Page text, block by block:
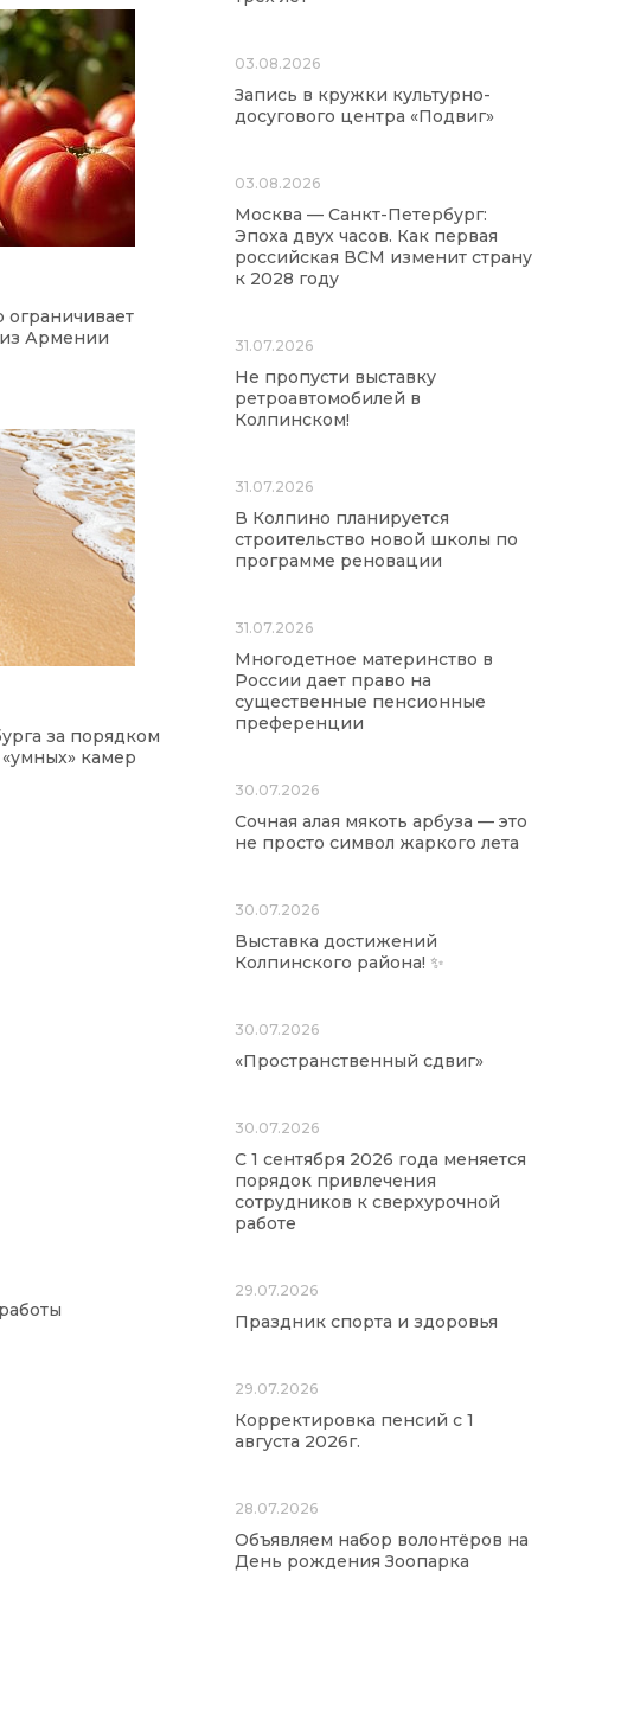
ограничивает
Армении
за порядком
«умных» камер
03.08.2026
Запись в кружки культурно-
досугового центра «Подвиг»
03.08.2026
Москва — Санкт-Петербург:
Эпоха двух часов. Как первая
российская ВСМ изменит страну
к 2028 году
31.07.2026
Не пропусти выставку
ретроавтомобилей в
Колпинском!
31.07.2026
В Колпино планируется
строительство новой школы по
программе реновации
31.07.2026
Многодетное материнство в
России дает право на
существенные пенсионные
преференции
30.07.2026
Сочная алая мякоть арбуза — это
не просто символ жаркого лета
30.07.2026
Выставка достижений
Колпинского района! ✨
30.07.2026
«Пространственный сдвиг»
30.07.2026
С 1 сентября 2026 года меняется
порядок привлечения
сотрудников к сверхурочной
работе
29.07.2026
Праздник спорта и здоровья
29.07.2026
Корректировка пенсий с 1
августа 2026г.
28.07.2026
Объявляем набор волонтёров на
День рождения Зоопарка